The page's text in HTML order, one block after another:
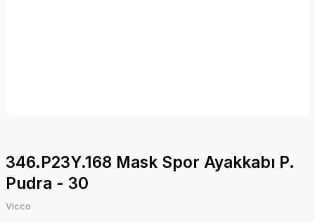
346.P23Y.168 Mask Spor Ayakkabı P.
Pudra - 30
Vicco